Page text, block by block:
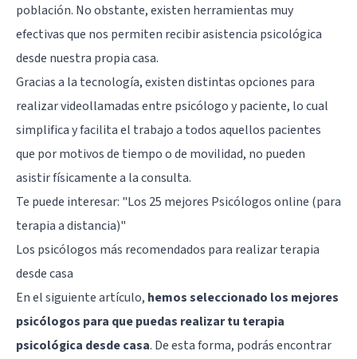
población. No obstante, existen herramientas muy
efectivas que nos permiten recibir asistencia psicológica
desde nuestra propia casa.
Gracias a la tecnología, existen distintas opciones para
realizar videollamadas entre psicólogo y paciente, lo cual
simplifica y facilita el trabajo a todos aquellos pacientes
que por motivos de tiempo o de movilidad, no pueden
asistir físicamente a la consulta.
Te puede interesar: "Los 25 mejores Psicólogos online (para
terapia a distancia)"
Los psicólogos más recomendados para realizar terapia
desde casa
En el siguiente artículo, hemos seleccionado los mejores
psicólogos para que puedas realizar tu terapia
psicológica desde casa. De esta forma, podrás encontrar